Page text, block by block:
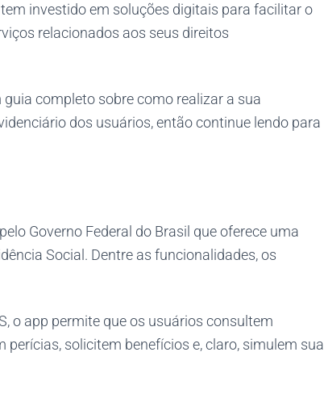
investido em soluções digitais para facilitar o
relacionados aos seus direitos
completo sobre como realizar a sua
dos usuários, então continue lendo para
Governo Federal do Brasil que oferece uma
Social. Dentre as funcionalidades, os
o app permite que os usuários consultem
solicitem benefícios e, claro, simulem sua